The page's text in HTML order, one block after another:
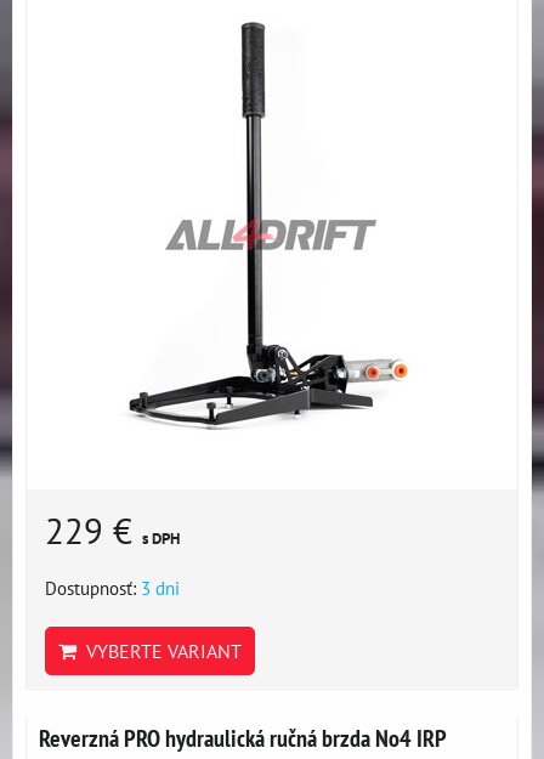
229 € s DPH
Dostupnosť: 3 dni
VYBERTE VARIANT
Reverzná PRO hydraulická ručná brzda No4 IRP